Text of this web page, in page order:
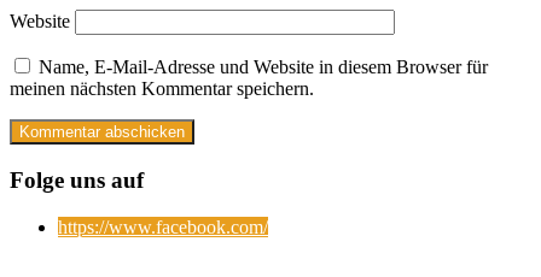
Website
Name, E-Mail-Adresse und Website in diesem Browser für
meinen nächsten Kommentar speichern.
Folge uns auf
https://www.facebook.com/